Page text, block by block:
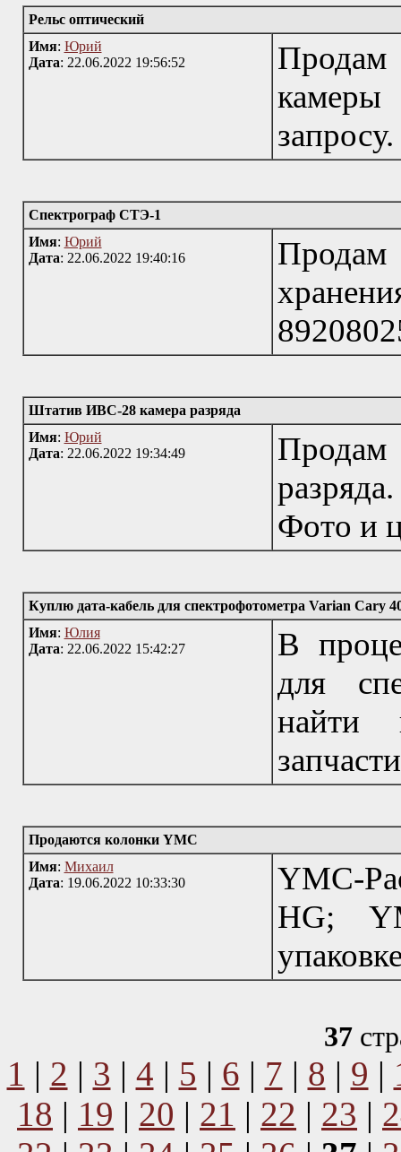
Рельс оптический
Имя: Юрий
Дата: 22.06.2022 19:56:52
Продам
Спектрограф СТЭ-1
Имя: Юрий
Дата: 22.06.2022 19:40:16
Штатив ИВС-28 камера разряда
Имя: Юрий
Дата: 22.06.2022 19:34:49
Фото и
Куплю дата-кабель для спектрофотометра Varian Cary
Имя: Юлия
Дата: 22.06.2022 15:42:27
В
для
найти
Продаются колонки YMC
Имя: Михаил
Дата: 19.06.2022 10:33:30
YMC-
HG;
37
1 | 2 | 3 | 4 | 5 | 6 | 7 | 8 | 9 |
18 | 19 | 20 | 21 | 22 | 23 |